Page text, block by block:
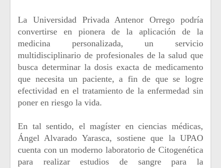
La Universidad Privada Antenor Orrego podría
convertirse en pionera de la aplicación de la
medicina personalizada, un servicio
multidisciplinario de profesionales de la salud que
busca determinar la dosis exacta de medicamento
que necesita un paciente, a fin de que se logre
efectividad en el tratamiento de la enfermedad sin
poner en riesgo la vida.
En tal sentido, el magíster en ciencias médicas,
Ángel Alvarado Yarasca, sostiene que la UPAO
cuenta con un moderno laboratorio de Citogenética
para realizar estudios de sangre para la